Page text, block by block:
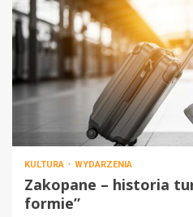
KULTURA WYDARZENIA
Zakopane – historia
formie”